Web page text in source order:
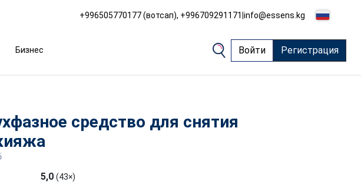
+996505770177 (вотсап), +996709291171|info@essens.kg
Бизнес Войти Регистрация
средство для снятия
5,0 (43×)